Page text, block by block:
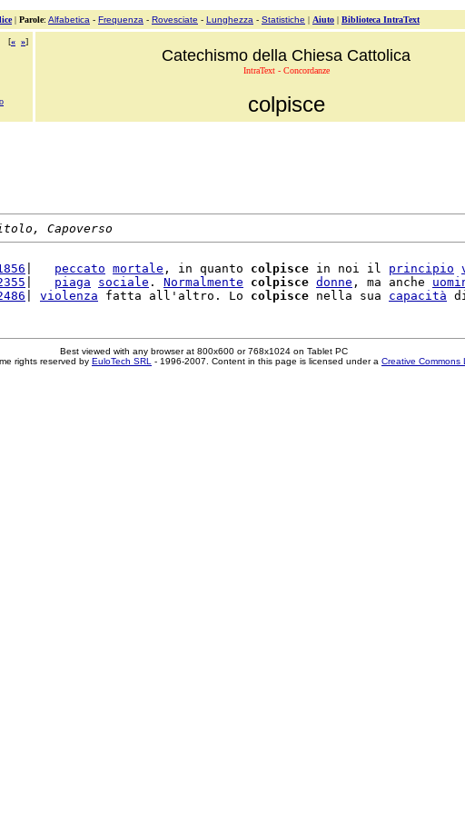
| Parole: Alfabetica - Frequenza - Rovesciate - Lunghezza - Statistiche | Aiuto | Biblioteca IntraText
[« »]
Catechismo della Chiesa Cattolica
IntraText - Concordanze
colpisce
Capoverso
peccato mortale , in quanto colpisce in noi il principio
piaga sociale . Normalmente colpisce donne , ma anche
violenza fatta all'altro. Lo colpisce nella sua capacità
Best viewed with any browser at 800x600 or 768x1024 on Tablet PC
rights reserved by EuloTech SRL - 1996-2007. Content in this page is licensed under a Creative Commons